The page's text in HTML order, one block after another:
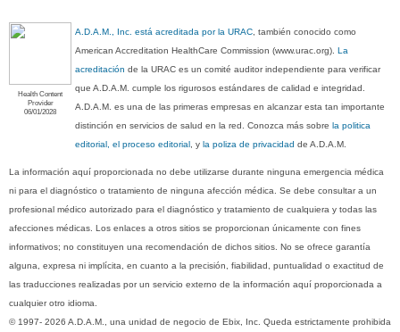
Health Content
Provider
06/01/2028
A.D.A.M., Inc. está acreditada por la URAC , también conocido como
American Accreditation HealthCare Commission (www.urac.org).La
acreditación de la URAC es un comité auditor independiente para verificar
que A.D.A.M. cumple los rigurosos estándares de calidad e integridad.
A.D.A.M. es una de las primeras empresas en alcanzar esta tan importante
distinción en servicios de salud en la red. Conozca más sobrela politica
editorial, el proceso editorial , yla poliza de privacidad de A.D.A.M.
La información aquí proporcionada no debe utilizarse durante ninguna emergencia médica
ni para el diagnóstico o tratamiento de ninguna afección médica. Se debe consultar a un
profesional médico autorizado para el diagnóstico y tratamiento de cualquiera y todas las
afecciones médicas. Los enlaces a otros sitios se proporcionan únicamente con fines
informativos; no constituyen una recomendación de dichos sitios. No se ofrece garantía
alguna, expresa ni implícita, en cuanto a la precisión, fiabilidad, puntualidad o exactitud de
las traducciones realizadas por un servicio externo de la información aquí proporcionada a
cualquier otro idioma.
© 1997- 2026 A.D.A.M., una unidad de negocio de Ebix, Inc. Queda estrictamente prohibida